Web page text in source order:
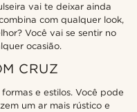
vai te deixar ainda
com qualquer look,
Você vai se sentir no
ocasião.
CRUZ
e estilos. Você pode
um ar mais rústico e